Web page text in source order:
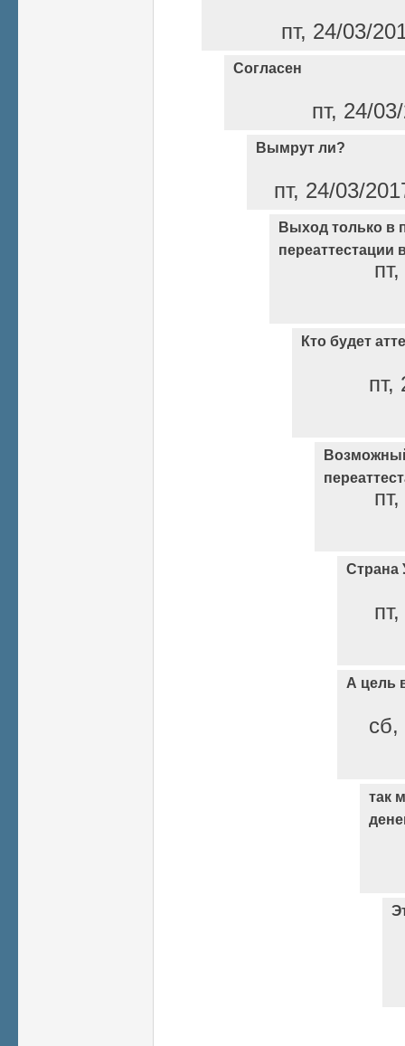
пт, 24/03/
Согласен
пт, 24/
Вымрут ли?
пт, 24/03/
Выход только в
переаттестации
Кто будет
пт,
Страна
А цель
сб,
так